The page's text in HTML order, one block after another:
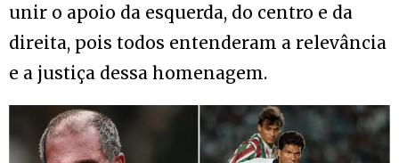
unir o apoio da esquerda, do centro e da
direita, pois todos entenderam a relevância
e a justiça dessa homenagem.